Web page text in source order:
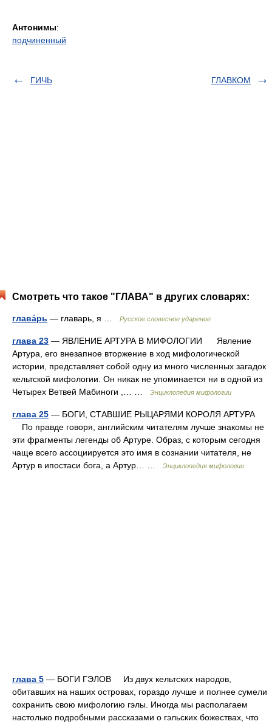
Антонимы:
подчиненный
ГИЧЬ ГЛАВКОМ
Смотреть что такое "ГЛАВА" в других словарях:
глава́рь — главарь, я … Русское словесное ударение
глава 23 — ЯВЛЕНИЕ АРТУРА В МИФОЛОГИИ Явление
Артура, его внезапное вторжение в ход мифологической
истории, представляет собой одну из много численных загадок
кельтской мифологии. Он никак не упоминается ни в одной из
Четырех Ветвей Мабиноги ,… …
Энциклопедия мифологии
глава 25 — БОГИ, СТАВШИЕ РЫЦАРЯМИ КОРОЛЯ АРТУРА
По правде говоря, английским читателям лучше знакомы не
эти фрагменты легенды об Артуре. Образ, с которым сегодня
чаще всего ассоциируется это имя в сознании читателя, не
Артур в ипостаси бога, а Артур… …
Энциклопедия мифологии
глава 5 — БОГИ ГЭЛОВ Из двух кельтских народов,
обитавших на наших островах, гораздо лучше и полнее сумели
сохранить свою мифологию гэлы. Иногда мы располагаем
настолько подробными рассказами о гэльских божествах, что